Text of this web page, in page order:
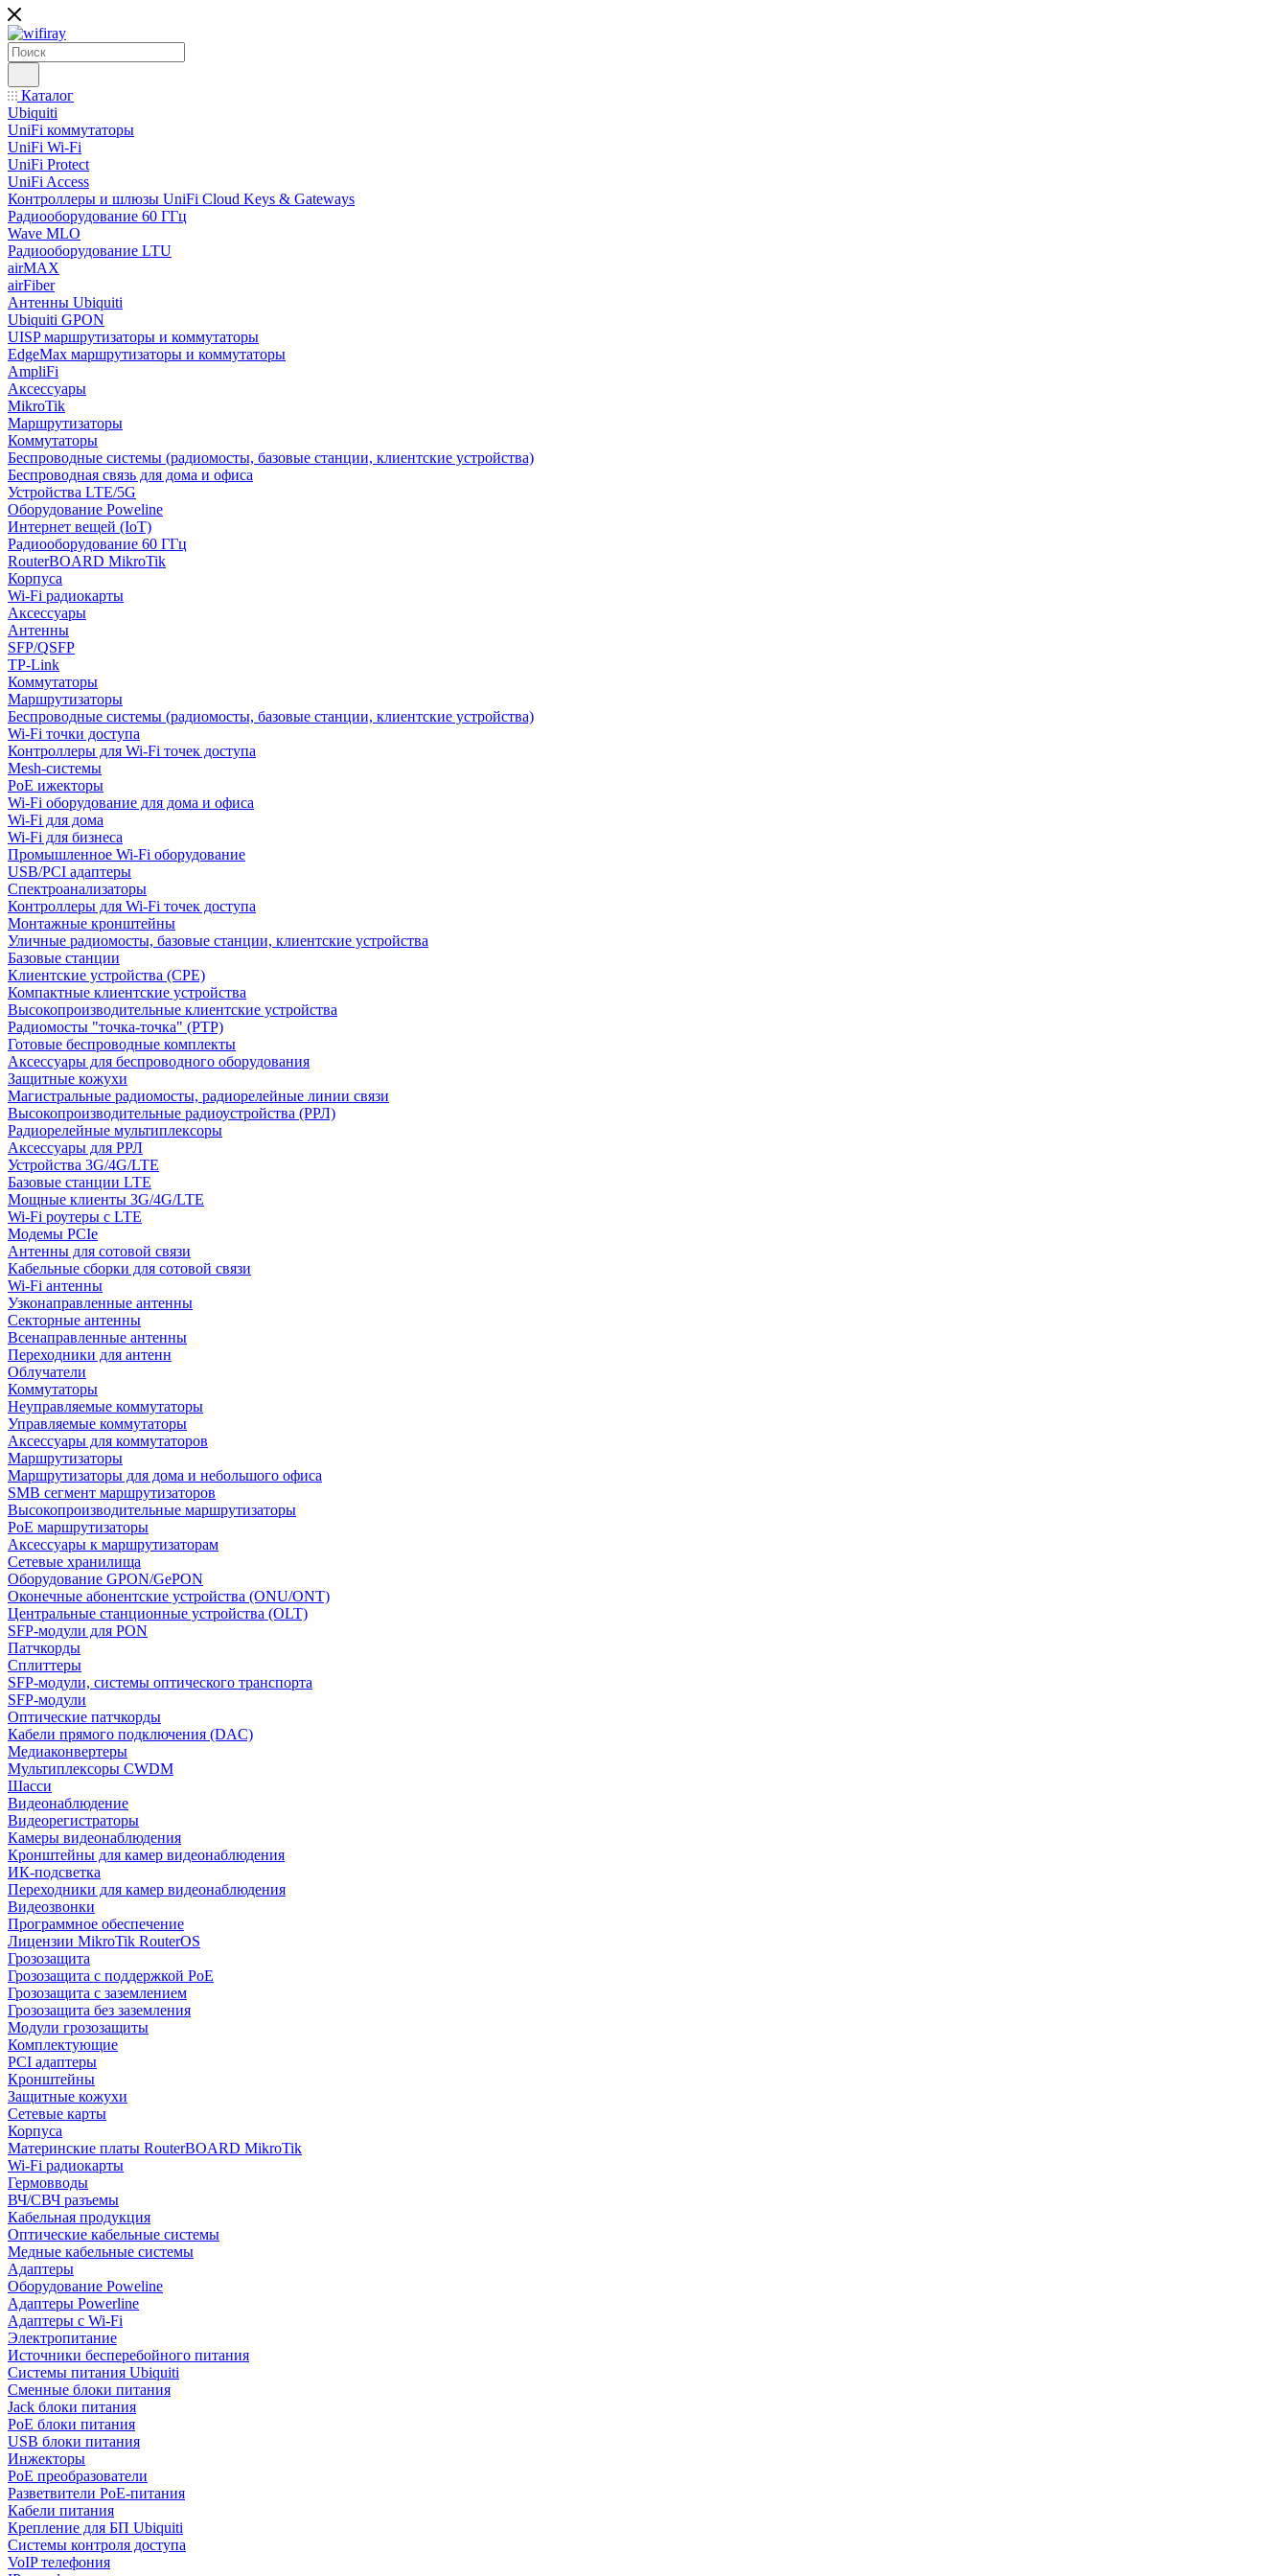
Каталог
Ubiquiti
UniFi коммутаторы
UniFi Wi-Fi
UniFi Protect
UniFi Access
Контроллеры и шлюзы UniFi Cloud Keys & Gateways
Радиооборудование 60 ГГц
Wave MLO
Радиооборудование LTU
airMAX
airFiber
Антенны Ubiquiti
Ubiquiti GPON
UISP маршрутизаторы и коммутаторы
EdgeMax маршрутизаторы и коммутаторы
AmpliFi
Аксессуары
MikroTik
Маршрутизаторы
Коммутаторы
Беспроводные системы (радиомосты, базовые станции, клиентские устройства)
Беспроводная связь для дома и офиса
Устройства LTE/5G
Оборудование Poweline
Интернет вещей (IoT)
Радиооборудование 60 ГГц
RouterBOARD MikroTik
Корпуса
Wi-Fi радиокарты
Аксессуары
Антенны
SFP/QSFP
TP-Link
Коммутаторы
Маршрутизаторы
Беспроводные системы (радиомосты, базовые станции, клиентские устройства)
Wi-Fi точки доступа
Контроллеры для Wi-Fi точек доступа
Mesh-системы
PoE ижекторы
Wi-Fi оборудование для дома и офиса
Wi-Fi для дома
Wi-Fi для бизнеса
Промышленное Wi-Fi оборудование
USB/PCI адаптеры
Cпектроанализаторы
Контроллеры для Wi-Fi точек доступа
Монтажные кронштейны
Уличные радиомосты, базовые станции, клиентские устройства
Базовые станции
Клиентские устройства (CPE)
Компактные клиентские устройства
Высокопроизводительные клиентские устройства
Радиомосты "точка-точка" (PTP)
Готовые беспроводные комплекты
Аксессуары для беспроводного оборудования
Защитные кожухи
Магистральные радиомосты, радиорелейные линии связи
Высокопроизводительные радиоустройства (РРЛ)
Радиорелейные мультиплексоры
Аксессуары для РРЛ
Устройства 3G/4G/LTE
Базовые станции LTE
Мощные клиенты 3G/4G/LTE
Wi-Fi роутеры с LTE
Модемы PCIe
Антенны для сотовой связи
Кабельные сборки для сотовой связи
Wi-Fi антенны
Узконаправленные антенны
Секторные антенны
Всенаправленные антенны
Переходники для антенн
Облучатели
Коммутаторы
Неуправляемые коммутаторы
Управляемые коммутаторы
Аксессуары для коммутаторов
Маршрутизаторы
Маршрутизаторы для дома и небольшого офиса
SMB сегмент маршрутизаторов
Высокопроизводительные маршрутизаторы
PoE маршрутизаторы
Аксессуары к маршрутизаторам
Сетевые хранилища
Оборудование GPON/GePON
Оконечные абонентские устройства (ONU/ONT)
Центральные станционные устройства (OLT)
SFP-модули для PON
Патчкорды
Сплиттеры
SFP-модули, системы оптического транспорта
SFP-модули
Оптические патчкорды
Кабели прямого подключения (DAC)
Медиаконвертеры
Мультиплексоры CWDM
Шасси
Видеонаблюдение
Видеорегистраторы
Камеры видеонаблюдения
Кронштейны для камер видеонаблюдения
ИК-подсветка
Переходники для камер видеонаблюдения
Видеозвонки
Программное обеспечение
Лицензии MikroTik RouterOS
Грозозащита
Грозозащита с поддержкой PoE
Грозозащита с заземлением
Грозозащита без заземления
Модули грозозащиты
Комплектующие
PCI адаптеры
Кронштейны
Защитные кожухи
Сетевые карты
Корпуса
Материнские платы RouterBOARD MikroTik
Wi-Fi радиокарты
Гермовводы
ВЧ/СВЧ разъемы
Кабельная продукция
Оптические кабельные системы
Медные кабельные системы
Адаптеры
Оборудование Poweline
Адаптеры Powerline
Адаптеры с Wi-Fi
Электропитание
Источники бесперебойного питания
Системы питания Ubiquiti
Сменные блоки питания
Jack блоки питания
PoE блоки питания
USB блоки питания
Инжекторы
PoE преобразователи
Разветвители PoE-питания
Кабели питания
Крепление для БП Ubiquiti
Системы контроля доступа
VoIP телефония